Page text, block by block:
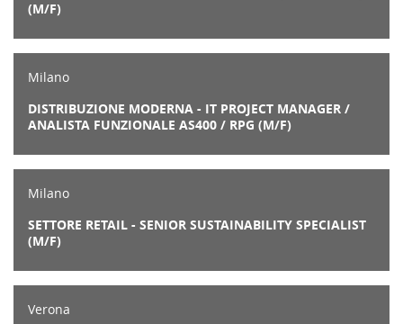
(M/F)
Milano
DISTRIBUZIONE MODERNA - IT PROJECT MANAGER /
ANALISTA FUNZIONALE AS400 / RPG (M/F)
Milano
SETTORE RETAIL - SENIOR SUSTAINABILITY SPECIALIST
(M/F)
Verona